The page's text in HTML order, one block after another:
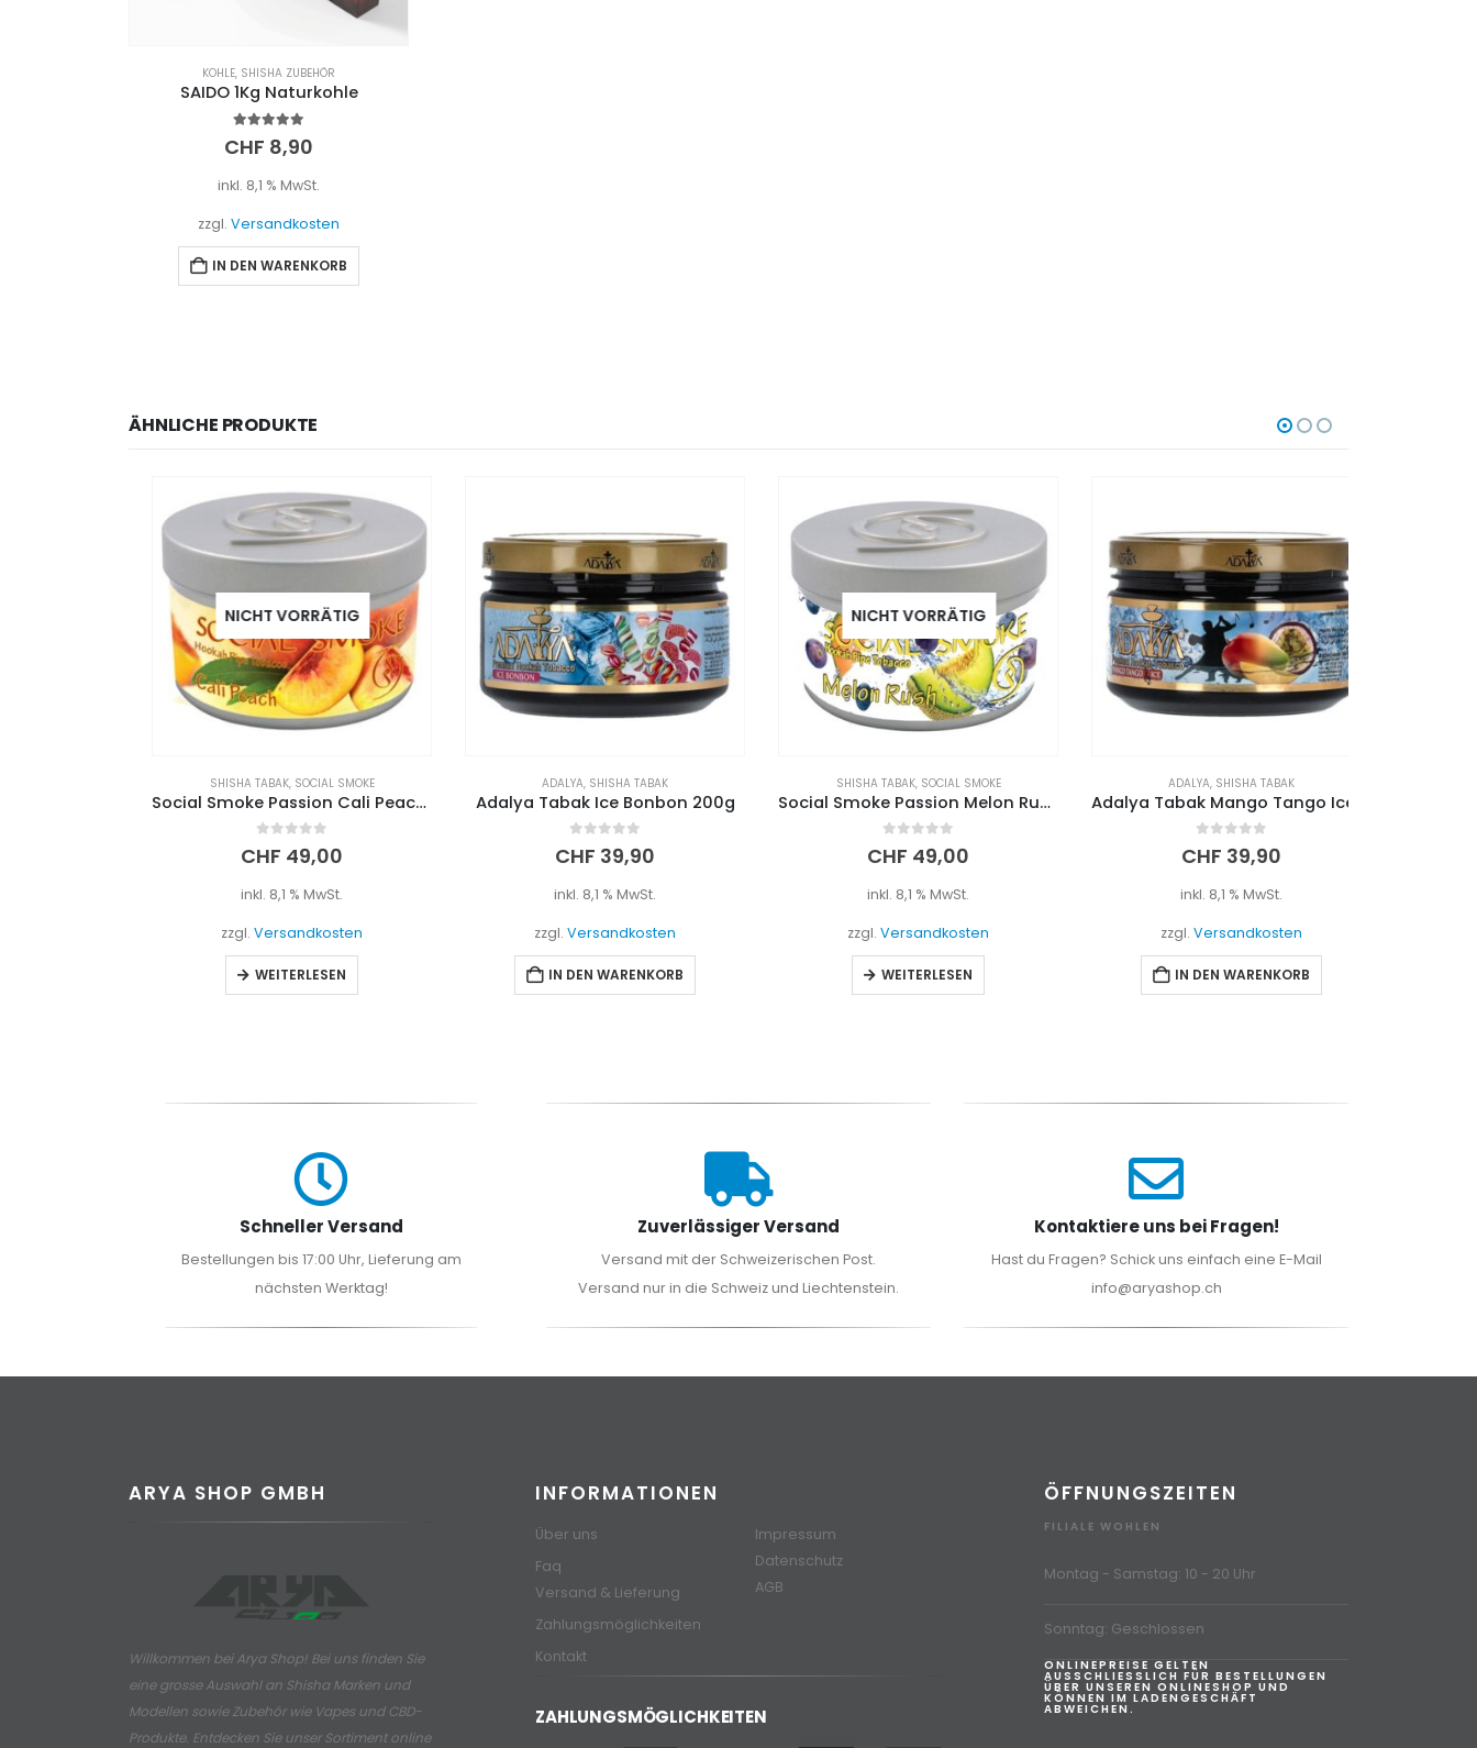
KOHLE, SHISHA ZUBEHÖR
SAIDO 1Kg Naturkohle
out of 5
CHF 8,90
inkl. 8,1 % MwSt.
zzgl. Versandkosten
IN DEN WARENKORB
ÄHNLICHE PRODUKTE
NICHT VORRÄTIG
SHISHA TABAK,SOCIAL SMOKE
Social Smoke Passion Cali Peach 250g
CHF49,00
inkl. 8,1 % MwSt.
zzgl.Versandkosten
WEITERLESEN
ADALYA,SHISHA TABAK
Adalya Tabak Ice Bonbon 200g
out of 5
CHF39,90
inkl. 8,1 % MwSt.
zzgl.Versandkosten
IN DEN WARENKORB
NICHT VORRÄTIG
SHISHA TABAK,SOCIAL SMOKE
Social Smoke Passion Melon Rush 250g
CHF49,00
inkl. 8,1 % MwSt.
zzgl.Versandkosten
WEITERLESEN
ADALYA,SHISHA TABAK
Adalya Tabak Mango Tango Ice 200g
out of 5
CHF39,90
inkl. 8,1 % MwSt.
zzgl.Versandkosten
IN DEN WARENKORB
Schneller Versand
Bestellungen bis 17:00 Uhr, Lieferung am
nächsten Werktag!
Zuverlässiger Versand
Versand mit der Schweizerischen Post.
Versand nur in die Schweiz und Liechtenstein.
Kontaktiere uns bei Fragen!
Hast du Fragen? Schick uns einfach eine E-Mail
info@aryashop.ch
ARYA SHOP GMBH
Willkommen bei Arya Shop! Bei uns finden Sie
eine grosse Auswahl an Shisha Marken und
Modellen sowie Zubehör wie Vapes und CBD-
Produkte. Entdecken Sie unser Sortiment online
INFORMATIONEN
Über uns
Faq
Versand & Lieferung
Zahlungsmöglichkeiten
Kontakt
Impressum
Datenschutz
AGB
ZAHLUNGSMÖGLICHKEITEN
ÖFFNUNGSZEITEN
FILIALE WOHLEN
Montag - Samstag: 10 - 20 Uhr
Sonntag: Geschlossen
ONLINEPREISE GELTEN
AUSSCHLIESSLICH FÜR BESTELLUNGEN
ÜBER UNSEREN ONLINESHOP UND
KÖNNEN IM LADENGESCHÄFT
ABWEICHEN.